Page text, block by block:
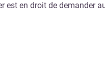
en droit de demander